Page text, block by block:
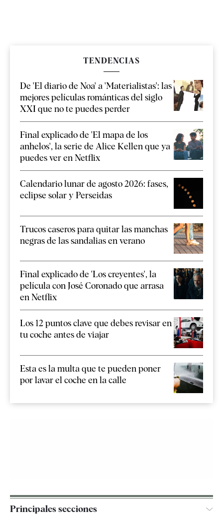
TENDENCIAS
De 'El diario de Noa' a 'Materialistas': las
mejores películas románticas del siglo
XXI que no te puedes perder
Final explicado de 'El mapa de los
anhelos', la serie de Alice Kellen que ya
puedes ver en Netflix
Calendario lunar de agosto 2026: fases,
eclipse solar y Perseidas
Trucos caseros para quitar las manchas
negras de las sandalias en verano
Final explicado de 'Los creyentes', la
película con José Coronado que arrasa
en Netflix
Los 12 puntos clave que debes revisar en
tu coche antes de viajar
Esta es la multa que te pueden poner
por lavar el coche en la calle
Principales secciones